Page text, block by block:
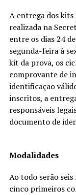
A entrega dos
realizada na
entre os dias 24
segunda-feira à
kit da prova, os
comprovante de
identificação
inscritos, a
responsáveis
documento de
Modalidades
Ao todo serão
cinco primeiros